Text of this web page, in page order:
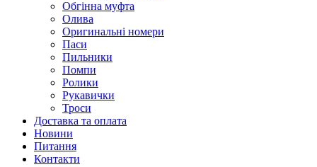
Обгінна муфта
Олива
Оригинальні номери
Паси
Пильники
Помпи
Ролики
Рукавички
Троси
Доставка та оплата
Новини
Питання
Контакти